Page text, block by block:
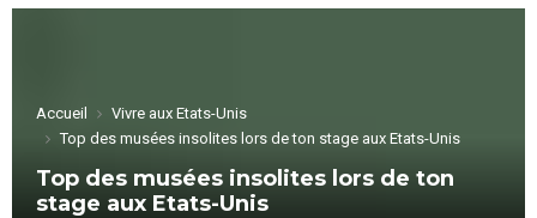
Accueil
Vivre aux Etats-Unis
Top des musées insolites lors de ton stage aux Etats-Unis
Top des musées insolites lors de ton
stage aux Etats-Unis